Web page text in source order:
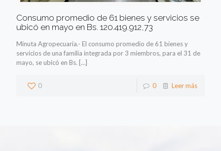
Consumo promedio de 61 bienes y servicios se
ubicó en mayo en Bs. 120.419.912,73
Minuta Agropecuaria.- El consumo promedio de 61 bienes y
servicios de una familia integrada por 3 miembros, para el 31 de
mayo, se ubicó en Bs. […]
0 0 Leer más